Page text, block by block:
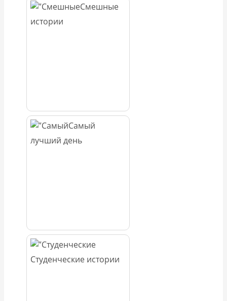
Смешные
истории
Самый
лучший день
Студенческие истории